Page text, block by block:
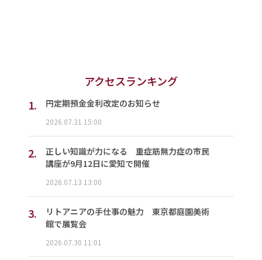
アクセスランキング
1.
円定期預金金利改定のお知らせ
2026.07.31 15:00
2.
正しい知識が力になる 重症筋無力症の市民
講座が9月12日に愛知で開催
2026.07.13 13:00
3.
リトアニアの手仕事の魅力 東京都庭園美術
館で展覧会
2026.07.30 11:01